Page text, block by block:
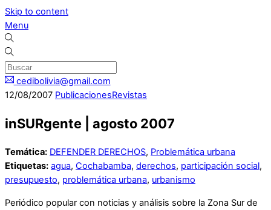
Skip to content
Menu
cedibolivia@gmail.com
12/08/2007 PublicacionesRevistas
inSURgente | agosto 2007
Temática: DEFENDER DERECHOS, Problemática urbana
Etiquetas: agua, Cochabamba, derechos, participación social,
presupuesto, problemática urbana, urbanismo
Periódico popular con noticias y análisis sobre la Zona Sur de